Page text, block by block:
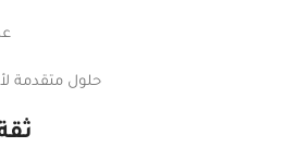
حلول متقدمة